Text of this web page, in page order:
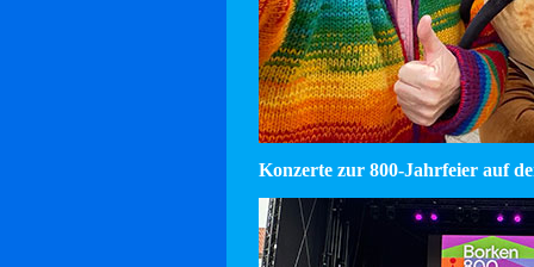
Konzerte zur 800-Jahrfeier auf